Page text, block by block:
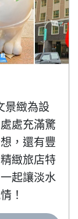
景緻為設
處充滿驚
，還有豐
緻旅店特
起讓淡水
！